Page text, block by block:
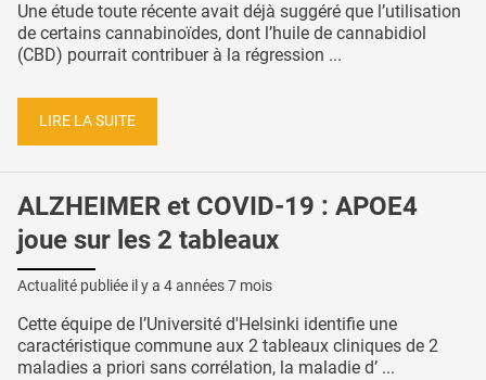
Une étude toute récente avait déjà suggéré que l’utilisation
de certains cannabinoïdes, dont l’huile de cannabidiol
(CBD) pourrait contribuer à la régression ...
LIRE LA SUITE
ALZHEIMER et COVID-19 : APOE4
joue sur les 2 tableaux
Actualité publiée il y a 4 années 7 mois
Cette équipe de l’Université d'Helsinki identifie une
caractéristique commune aux 2 tableaux cliniques de 2
maladies a priori sans corrélation, la maladie d’ ...